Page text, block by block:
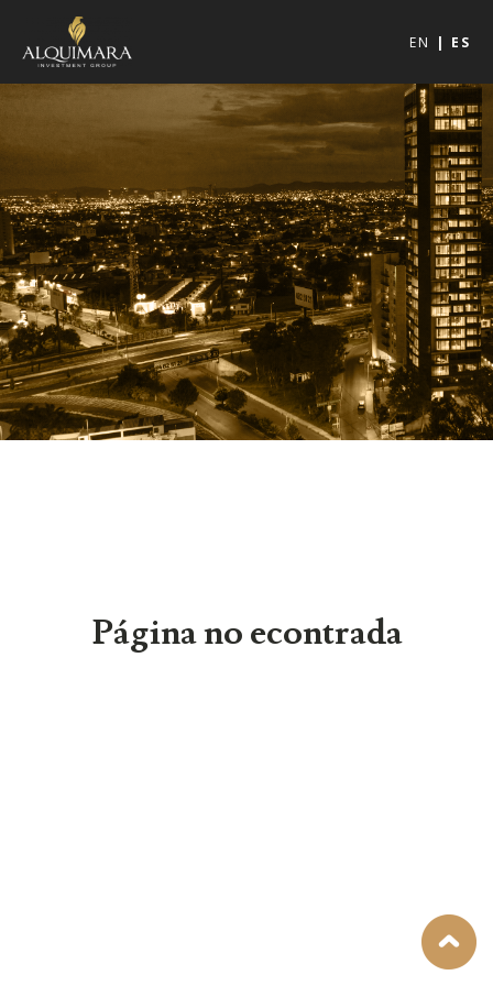
EN ES
Página no econtrada